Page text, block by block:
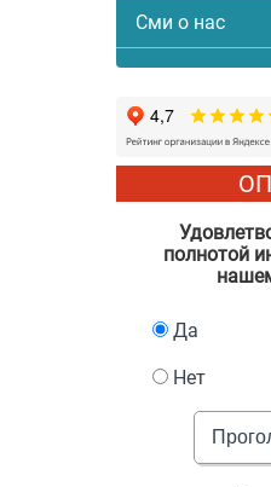
Сми о нас
полнотой
Да
Нет